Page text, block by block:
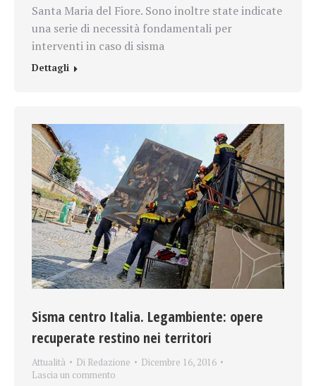
Santa Maria del Fiore. Sono inoltre state indicate
una serie di necessità fondamentali per
interventi in caso di sisma
Dettagli
Sisma centro Italia. Legambiente: opere
recuperate restino nei territori
Attualità Di Redazione
Dicembre 16, 2016
Lascia un commento